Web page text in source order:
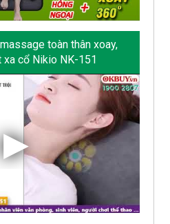
toàn thân xoay,
xa cổ Nikio NK-151